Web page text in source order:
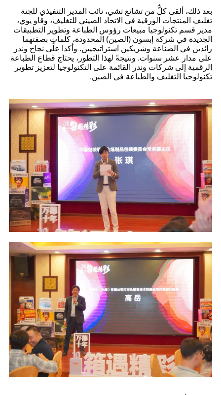
بعد ذلك، ألقى كلٌّ من تشانغ تشي، نائب المدير التنفيذي للجنة
تغليف المنتجات الورقية في الاتحاد الصيني للتغليف، وقاو يوي،
مدير قسم تكنولوجيا مبيعات رؤوس الطباعة وتطوير التطبيقات
الجديدة في شركة إبسون (الصين) المحدودة، كلماتٍ بصفتهما
رائدين في الصناعة وشريكين استراتيجيين. وأكدا على نجاح وندر
على مدار عشر سنوات. ونتيجةً لهذا التطور، يحتاج قطاع الطباعة
الرقمية إلى شركات وندر القائمة على التكنولوجيا لتعزيز تطوير
تكنولوجيا التغليف والطباعة في الصين.